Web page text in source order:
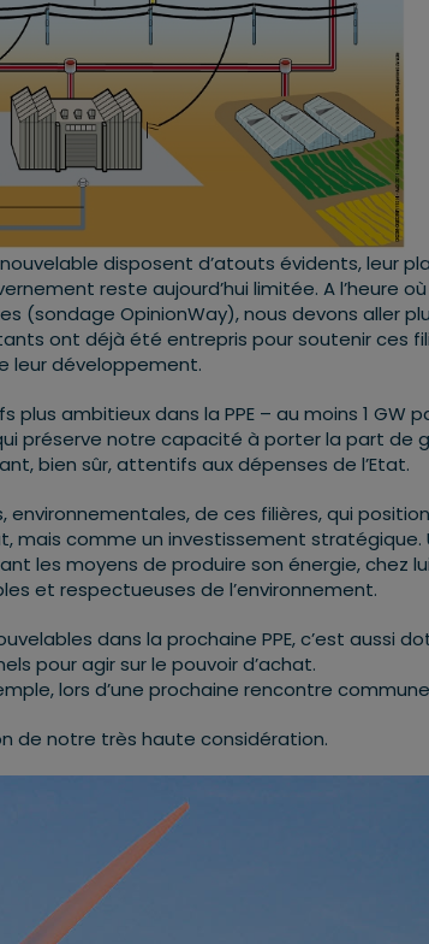
disposent d’atouts évidents, leur
reste aujourd’hui limitée. A l’heure où
(sondage OpinionWay), nous devons aller
ont déjà été entrepris pour soutenir ces
leur développement.
ambitieux dans la PPE – au moins 1 GW
préserve notre capacité à porter la part de
bien sûr, attentifs aux dépenses de l’Etat.
de ces filières, qui
mais comme un investissement stratégique.
les moyens de produire son énergie, chez
et respectueuses de l’environnement.
dans la prochaine PPE, c’est aussi
pour agir sur le pouvoir d’achat.
lors d’une prochaine rencontre
de notre très haute considération.